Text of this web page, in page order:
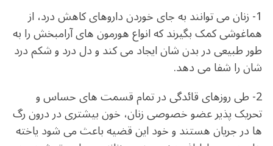
1- زنان می توانند به جای خوردن داروهای کاهش درد، از
هماغوشی کمک بگیرند که انواع هورمون های آرامبخش را به
طور طبیعی در بدن شان ایجاد می کند و دل درد و شکم درد
شان را شفا می دهد.
2- طی روزهای قائدگی در تمام قسمت های حساس و
تحریک پذیر عضو خصوصی زنان، خون بیشتری در درون رگ
ها در جریان هستند و خود این قضیه باعث می شود یاخته